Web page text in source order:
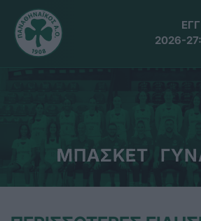
2026-27:
ΜΠΑΣΚΕΤ